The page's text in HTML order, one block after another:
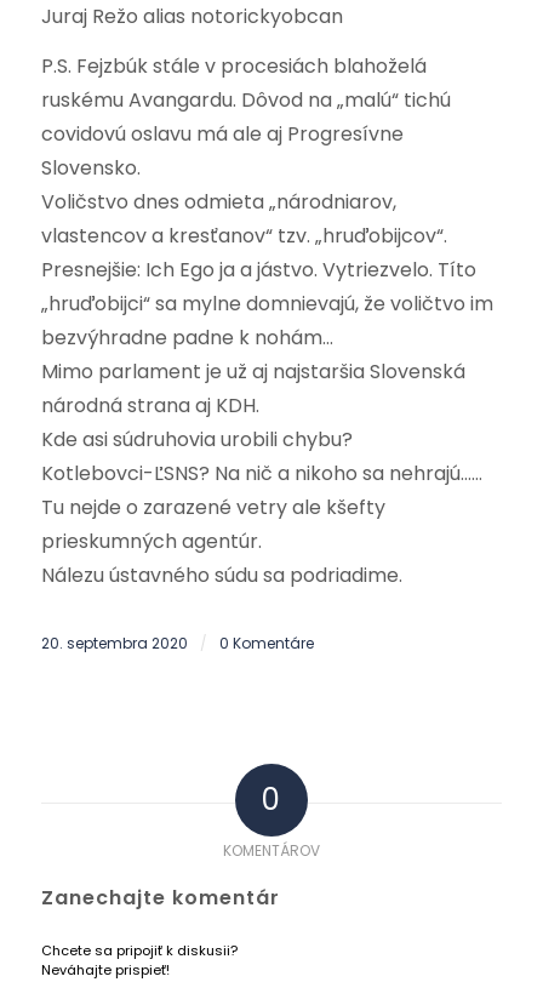
Juraj Režo alias notorickyobcan
P.S. Fejzbúk stále v procesiách blahoželá
ruskému Avangardu. Dôvod na „malú“ tichú
covidovú oslavu má ale aj Progresívne
Slovensko.
Voličstvo dnes odmieta „národniarov,
vlastencov a kresťanov“ tzv. „hruďobijcov“.
Presnejšie: Ich Ego ja a jástvo. Vytriezvelo. Títo
„hruďobijci“ sa mylne domnievajú, že voličtvo im
bezvýhradne padne k nohám…
Mimo parlament je už aj najstaršia Slovenská
národná strana aj KDH.
Kde asi súdruhovia urobili chybu?
Kotlebovci-ĽSNS? Na nič a nikoho sa nehrajú……
Tu nejde o zarazené vetry ale kšefty
prieskumných agentúr.
Nálezu ústavného súdu sa podriadime.
20. septembra 2020 / 0 Komentáre
0
KOMENTÁROV
Zanechajte komentár
Chcete sa pripojiť k diskusii?
Neváhajte prispieť!